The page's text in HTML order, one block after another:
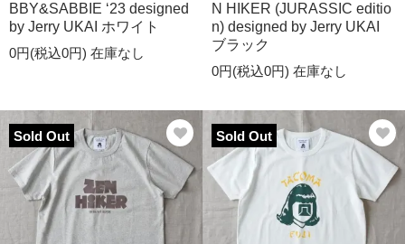
BBY&SABBIE ‘23 designed
by Jerry UKAI ホワイト
0円(税込0円) 在庫なし
N HIKER (JURASSIC editio
n) designed by Jerry UKAI
ブラック
0円(税込0円) 在庫なし
Sold Out Sold Out